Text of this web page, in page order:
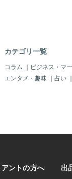
挟んで、期待以上に馬
いう話もありました。
きりで稽古を重ねてい
の馬中心で良いかと思
なり自信があります◎
カテゴリ一覧
コラム ｜ ビジネス・マ
エンタメ・趣味 ｜ 占い ｜